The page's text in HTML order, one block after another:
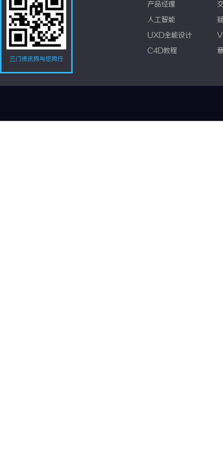
三门资讯网与您同行
产品经理
人工智能
UXD全能设计
C4D教程